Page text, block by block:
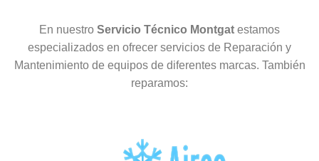
En nuestro Servicio Técnico Montgat estamos
especializados en ofrecer servicios de Reparación y
Mantenimiento de equipos de diferentes marcas. También
reparamos: